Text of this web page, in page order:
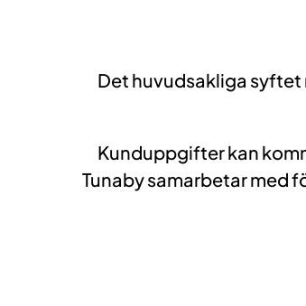
Det huvudsakliga
Kunduppgifter kan
Tunaby samarbetar med